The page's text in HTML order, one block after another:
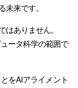
来です。
ありません。
ータ科学の範囲で
をAIアライメント